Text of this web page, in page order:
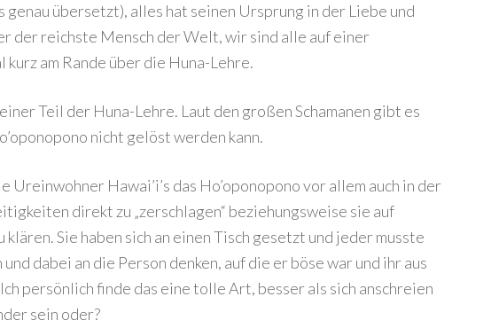
genau übersetzt), alles hat seinen Ursprung in der Liebe und
der reichste Mensch der Welt, wir sind alle auf einer
kurz am Rande über die Huna-Lehre.
Teil der Huna-Lehre. Laut den großen Schamanen gibt es
nicht gelöst werden kann.
Hawai’i’s das Ho’oponopono vor allem auch in der
direkt zu „zerschlagen“ beziehungsweise sie auf
Sie haben sich an einen Tisch gesetzt und jeder musste
dabei an die Person denken, auf die er böse war und ihr aus
persönlich finde das eine tolle Art, besser als sich anschreien
sein oder?